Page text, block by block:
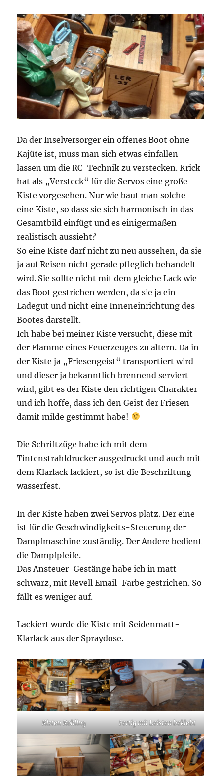
Da der Inselversorger ein offenes Boot ohne
Kajüte ist, muss man sich etwas einfallen
lassen um die RC-Technik zu verstecken. Krick
hat als „Versteck“ für die Servos eine große
Kiste vorgesehen. Nur wie baut man solche
eine Kiste, so dass sie sich harmonisch in das
Gesamtbild einfügt und es einigermaßen
realistisch aussieht?
So eine Kiste darf nicht zu neu aussehen, da sie
ja auf Reisen nicht gerade pfleglich behandelt
wird. Sie sollte nicht mit dem gleiche Lack wie
das Boot gestrichen werden, da sie ja ein
Ladegut und nicht eine Inneneinrichtung des
Bootes darstellt.
Ich habe bei meiner Kiste versucht, diese mit
der Flamme eines Feuerzeuges zu altern. Da in
der Kiste ja „Friesengeist“ transportiert wird
und dieser ja bekanntlich brennend serviert
wird, gibt es der Kiste den richtigen Charakter
und ich hoffe, dass ich den Geist der Friesen
damit milde gestimmt habe!
Die Schriftzüge habe ich mit dem
Tintenstrahldrucker ausgedruckt und auch mit
dem Klarlack lackiert, so ist die Beschriftung
wasserfest.
In der Kiste haben zwei Servos platz. Der eine
ist für die Geschwindigkeits-Steuerung der
Dampfmaschine zuständig. Der Andere bedient
die Dampfpfeife.
Das Ansteuer-Gestänge habe ich in matt
schwarz, mit Revell Email-Farbe gestrichen. So
fällt es weniger auf.
Lackiert wurde die Kiste mit Seidenmatt-
Klarlack aus der Spraydose.
Kisten Rohling Fertig mit Leisten beklebt